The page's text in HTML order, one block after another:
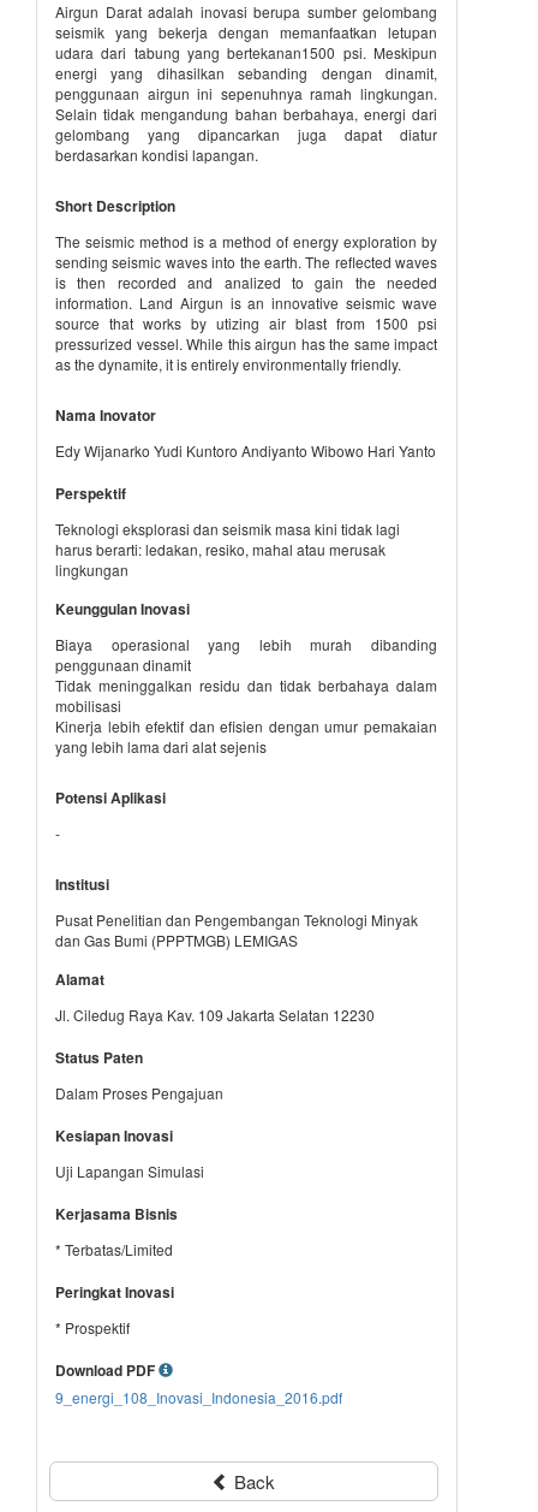
Airgun Darat adalah inovasi berupa sumber gelombang
seismik yang bekerja dengan memanfaatkan letupan
udara dari tabung yang bertekanan1500 psi. Meskipun
energi yang dihasilkan sebanding dengan dinamit,
penggunaan airgun ini sepenuhnya ramah lingkungan.
Selain tidak mengandung bahan berbahaya, energi dari
gelombang yang dipancarkan juga dapat diatur
berdasarkan kondisi lapangan.
Short Description
The seismic method is a method of energy exploration by
sending seismic waves into the earth. The reflected waves
is then recorded and analized to gain the needed
information. Land Airgun is an innovative seismic wave
source that works by utizing air blast from 1500 psi
pressurized vessel. While this airgun has the same impact
as the dynamite, it is entirely environmentally friendly.
Nama Inovator
Edy Wijanarko Yudi Kuntoro Andiyanto Wibowo Hari Yanto
Perspektif
Teknologi eksplorasi dan seismik masa kini tidak lagi
harus berarti: ledakan, resiko, mahal atau merusak
lingkungan
Keunggulan Inovasi
Biaya operasional yang lebih murah dibanding
penggunaan dinamit
Tidak meninggalkan residu dan tidak berbahaya dalam
mobilisasi
Kinerja lebih efektif dan efisien dengan umur pemakaian
yang lebih lama dari alat sejenis
Potensi Aplikasi
-
Institusi
Pusat Penelitian dan Pengembangan Teknologi Minyak
dan Gas Bumi (PPPTMGB) LEMIGAS
Alamat
Jl. Ciledug Raya Kav. 109 Jakarta Selatan 12230
Status Paten
Dalam Proses Pengajuan
Kesiapan Inovasi
Uji Lapangan Simulasi
Kerjasama Bisnis
* Terbatas/Limited
Peringkat Inovasi
* Prospektif
Download PDF
9_energi_108_Inovasi_Indonesia_2016.pdf
Back